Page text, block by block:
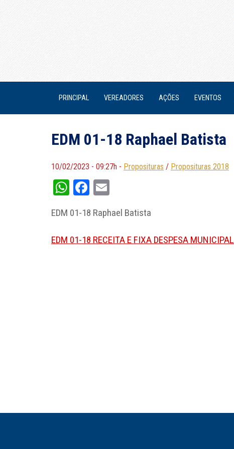
PRINCIPAL VEREADORES AÇÕES EVENTOS
EDM 01-18 Raphael Batista
10/02/2023 - 09:27h - Proposituras / Proposituras 2018
WhatsApp
Facebook
EDM 01-18 Raphael Batista
EDM 01-18 RECEITA E FIXA DESPESA MUNICIPAL